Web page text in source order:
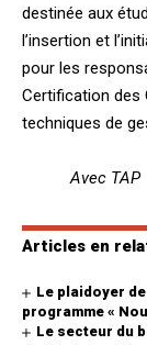
destinée aux
l’insertion et
pour les
Certification des
techniques de
Avec TAP
Articles en
Le plaidoyer
programme «
Le secteur du